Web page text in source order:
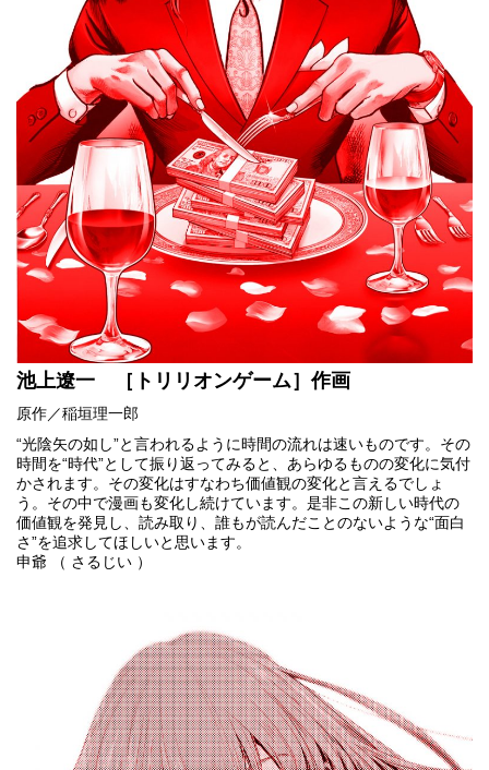
池上遼一 ［トリリオンゲーム］作画
原作／稲垣理一郎
“光陰矢の如し”と言われるように時間の流れは速いものです。その
時間を“時代”として振り返ってみると、あらゆるものの変化に気付
かされます。その変化はすなわち価値観の変化と言えるでしょ
う。その中で漫画も変化し続けています。是非この新しい時代の
価値観を発見し、読み取り、誰もが読んだことのないような“面白
さ”を追求してほしいと思います。
申爺 （ さるじい ）